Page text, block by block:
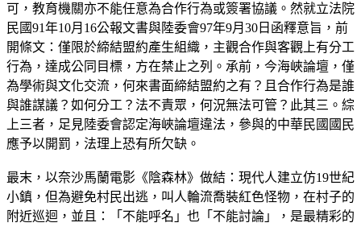
可，教育機關亦不能任意為合作行為或簽署協議。然就立法院
民國91年10月16公報文書與陸委會97年9月30日函釋意旨，前
開條文：僅限於締結盟約產生組織，主觀合作與客觀上有分工
行為，達成公同目標，方在禁止之列。承前，今海峽論壇，僅
為學術與文化交流，何來書面締結盟約之有？且合作行為是誰
與誰謀議？如何分工？法不責眾，何況無法可管？此其三。綜
上三者，足見陸委會認定海峽論壇違法，參與的中華民國國民
應予以開罰，法理上恐有所欠缺。
最末，以奈沙馬蘭電影《陰森林》做結：現代人建立仿19世紀
小鎮，但為避免村民出逃，叫人輪流喬裝紅色怪物，在村子的
附近巡迴，並且：「不能呼名」也「不能討論」，是最精彩的